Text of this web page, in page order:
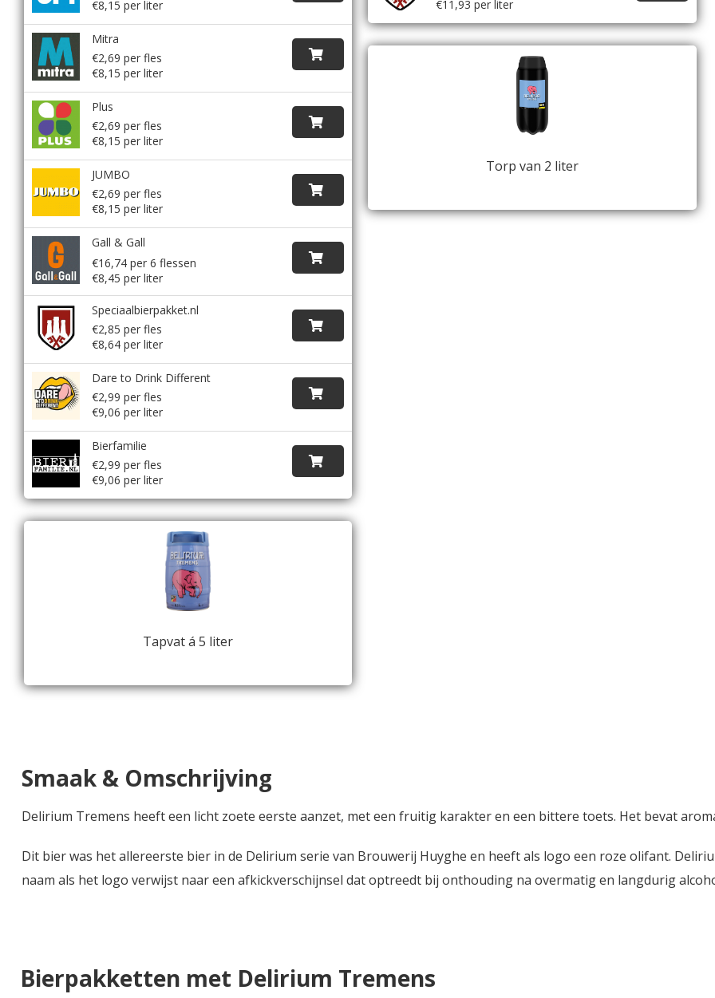
€8,15 per liter
Mitra
€2,69 per fles
€8,15 per liter
Plus
€2,69 per fles
€8,15 per liter
JUMBO
€2,69 per fles
€8,15 per liter
Gall & Gall
€16,74 per 6 flessen
€8,45 per liter
Speciaalbierpakket.nl
€2,85 per fles
€8,64 per liter
Dare to Drink Different
€2,99 per fles
€9,06 per liter
Bierfamilie
€2,99 per fles
€9,06 per liter
Tapvat á 5 liter
€11,93 per liter
Torp van 2 liter
Smaak & Omschrijving
Delirium Tremens heeft een licht zoete eerste aanzet, met een fruitig karakter en een bittere toets. Het bevat
Dit bier was het allereerste bier in de Delirium serie van Brouwerij Huyghe en heeft als logo een roze olifant.
naam als het logo verwijst naar een afkickverschijnsel dat optreedt bij onthouding na overmatig en langdurig
Bierpakketten met Delirium Tremens